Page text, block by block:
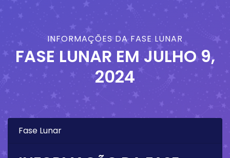
INFORMAÇÕES DA FASE LUNAR
FASE LUNAR EM JULHO 9,
2024
Fase Lunar